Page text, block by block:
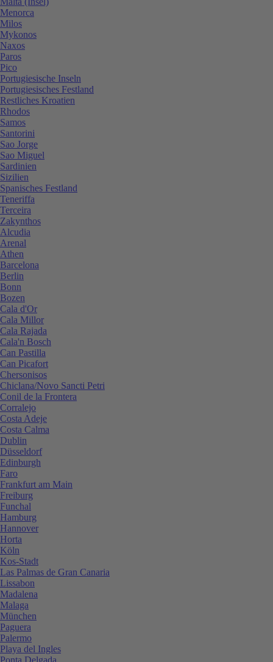
Menorca
Milos
Mykonos
Naxos
Paros
Pico
Portugiesische Inseln
Portugiesisches Festland
Restliches Kroatien
Rhodos
Samos
Santorini
Sao Jorge
Sao Miguel
Sardinien
Sizilien
Spanisches Festland
Teneriffa
Terceira
Zakynthos
Alcudia
Arenal
Athen
Barcelona
Berlin
Bonn
Bozen
Cala d'Or
Cala Millor
Cala Rajada
Cala'n Bosch
Can Pastilla
Can Picafort
Chersonisos
Chiclana/Novo Sancti Petri
Conil de la Frontera
Corralejo
Costa Adeje
Costa Calma
Dublin
Düsseldorf
Edinburgh
Faro
Frankfurt am Main
Freiburg
Funchal
Hamburg
Hannover
Horta
Köln
Kos-Stadt
Las Palmas de Gran Canaria
Lissabon
Madalena
Malaga
München
Paguera
Palermo
Playa del Ingles
Ponta Delgada